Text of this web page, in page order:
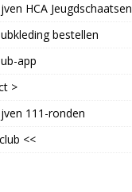
HCA Jeugdschaatsen
bestellen
app
>
111-ronden
<<